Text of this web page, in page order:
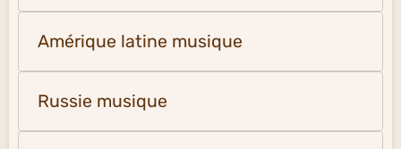
Amérique latine musique
Russie musique